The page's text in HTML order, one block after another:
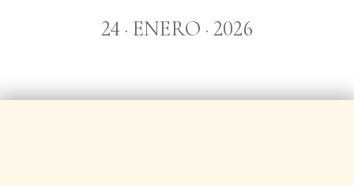
24 · ENERO · 2026